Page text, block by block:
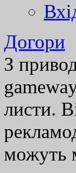
Догори
З
листи.
можуть